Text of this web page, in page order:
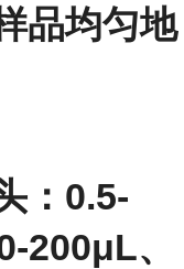
品均匀地
：0.5-
200μL、